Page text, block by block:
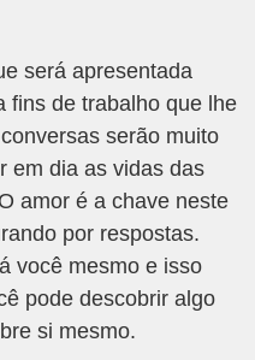
será apresentada
fins de trabalho que lhe
serão muito
em dia as vidas das
amor é a chave neste
por respostas.
você mesmo e isso
pode descobrir algo
si mesmo.